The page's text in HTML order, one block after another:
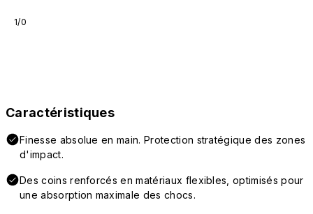
1/0
Caractéristiques
Finesse absolue en main. Protection stratégique des zones
d'impact.
Des coins renforcés en matériaux flexibles, optimisés pour
une absorption maximale des chocs.